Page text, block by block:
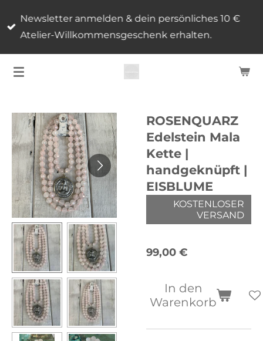
Zum
Hauptinhalt
Newsletter anmelden & dein persönliches 10 €
Atelier-Willkommensgeschenk erhalten.
ROSENQUARZ
Edelstein Mala
Kette |
handgeknüpft |
EISBLUME
KOSTENLOSER
VERSAND
99,00 €
In den
Warenkorb